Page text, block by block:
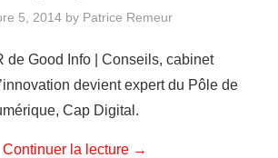
5, 2014 by Patrice Remeur
de Good Info | Conseils, cabinet
devient expert du Pôle de
Cap Digital.
Continuer la lecture →